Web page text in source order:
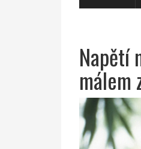
Napětí
málem